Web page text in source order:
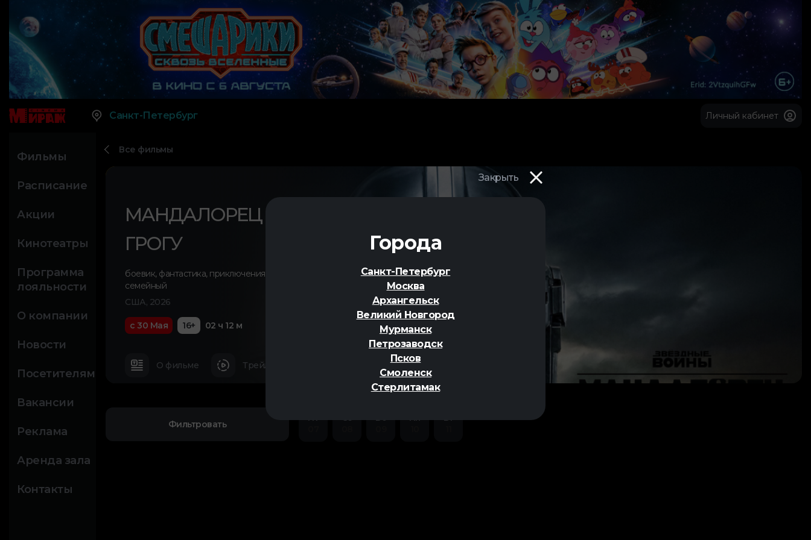
Закрыть
Города
Санкт-Петербург
Москва
Архангельск
Великий Новгород
Мурманск
Петрозаводск
Псков
Смоленск
Стерлитамак
Санкт-Петербург Личный кабинет
Фильмы
Расписание
Акции
Кинотеатры
Программа
лояльности
О компании
Новости
Посетителям
Вакансии
Реклама
Аренда зала
Контакты
Все фильмы
МАНДАЛОРЕЦ И
ГРОГУ
боевик,фантастика,приключения
семейный
США, 2026
с 30 Мая 16+ 02 ч 12 м
О фильме Трейлер
Фильтровать
Пт
Сб
Вс
Пн
Вт